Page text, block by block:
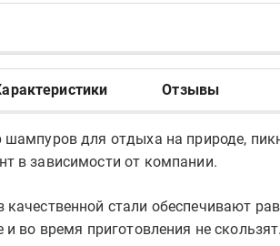
Отзывы
шампуров для отдыха на природе,
в зависимости от компании.
стали обеспечивают
во время приготовления не скользят.